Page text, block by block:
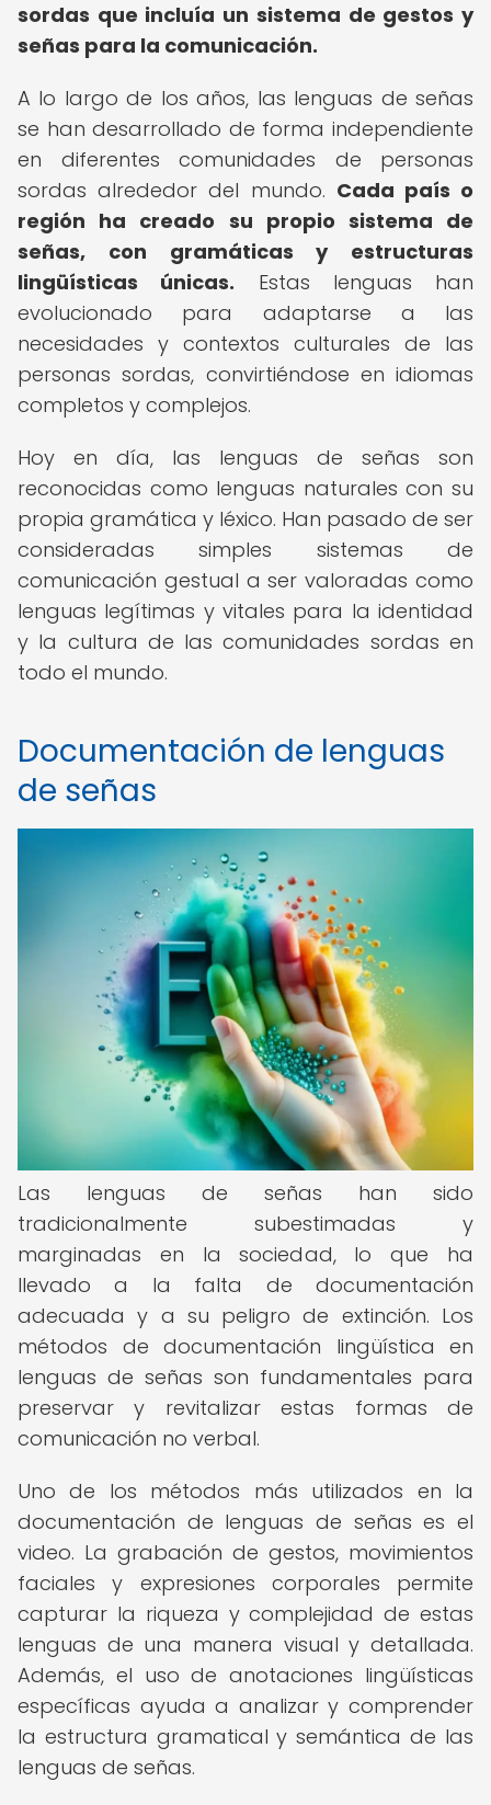
sordas que incluía un sistema de gestos y
señas para la comunicación.
A lo largo de los años, las lenguas de señas
se han desarrollado de forma independiente
en diferentes comunidades de personas
sordas alrededor del mundo. Cada país o
región ha creado su propio sistema de
señas, con gramáticas y estructuras
lingüísticas únicas. Estas lenguas han
evolucionado para adaptarse a las
necesidades y contextos culturales de las
personas sordas, convirtiéndose en idiomas
completos y complejos.
Hoy en día, las lenguas de señas son
reconocidas como lenguas naturales con su
propia gramática y léxico. Han pasado de ser
consideradas simples sistemas de
comunicación gestual a ser valoradas como
lenguas legítimas y vitales para la identidad
y la cultura de las comunidades sordas en
todo el mundo.
Documentación de lenguas
de señas
Las lenguas de señas han sido
tradicionalmente subestimadas y
marginadas en la sociedad, lo que ha
llevado a la falta de documentación
adecuada y a su peligro de extinción. Los
métodos de documentación lingüística en
lenguas de señas son fundamentales para
preservar y revitalizar estas formas de
comunicación no verbal.
Uno de los métodos más utilizados en la
documentación de lenguas de señas es el
video. La grabación de gestos, movimientos
faciales y expresiones corporales permite
capturar la riqueza y complejidad de estas
lenguas de una manera visual y detallada.
Además, el uso de anotaciones lingüísticas
específicas ayuda a analizar y comprender
la estructura gramatical y semántica de las
lenguas de señas.